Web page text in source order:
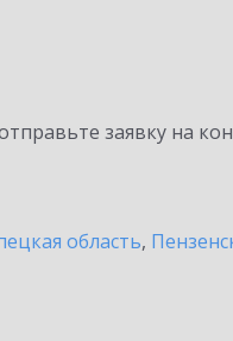
заявку на
область,